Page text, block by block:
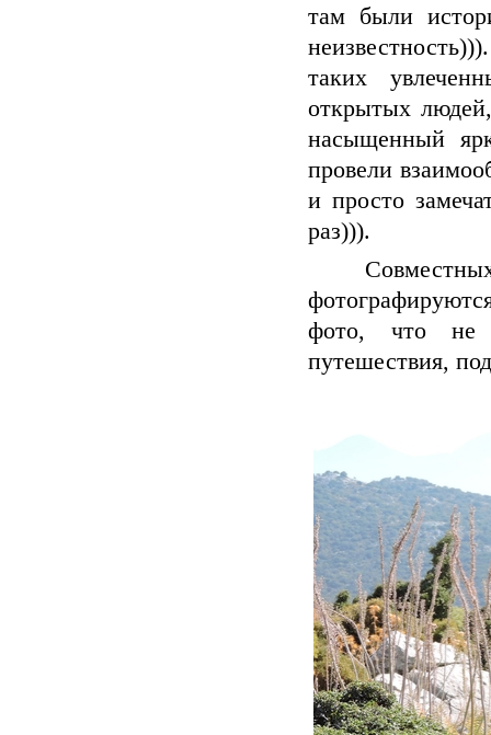
там были
таких
открытых
насыщенный
провели
и просто
раз))).
Совместных
фото, что не
путешествия,